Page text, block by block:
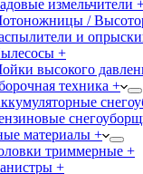
измельчители
/
и
+
высокого
техника +
материалы +
триммерные +
+